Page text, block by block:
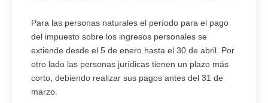
Para las personas naturales el período para el pago
del impuesto sobre los ingresos personales se
extiende desde el 5 de enero hasta el 30 de abril. Por
otro lado las personas jurídicas tienen un plazo más
corto, debiendo realizar sus pagos antes del 31 de
marzo.